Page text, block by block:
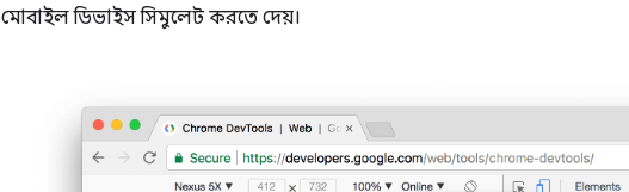
মোবাইল ডিভাইস সিমুলেট করতে দেয়।